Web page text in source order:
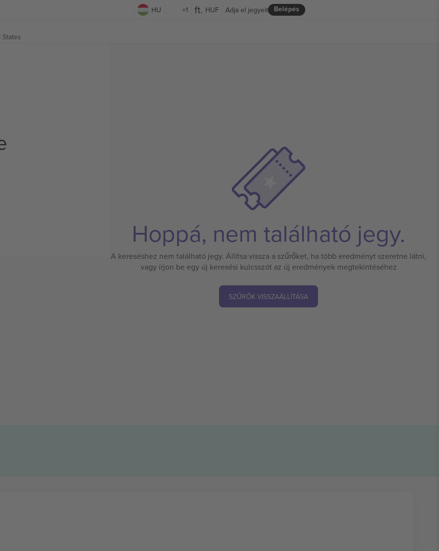
HU +1 HUF Belépés
Adja el jegyeit
Hoppá, nem található jegy.
A kereséshez nem található jegy. Állítsa vissza a szűrőket, ha több eredményt szeretne látni,
vagy írjon be egy új keresési kulcsszót az új eredmények megtekintéséhez
SZŰRŐK VISSZAÁLLÍTÁSA